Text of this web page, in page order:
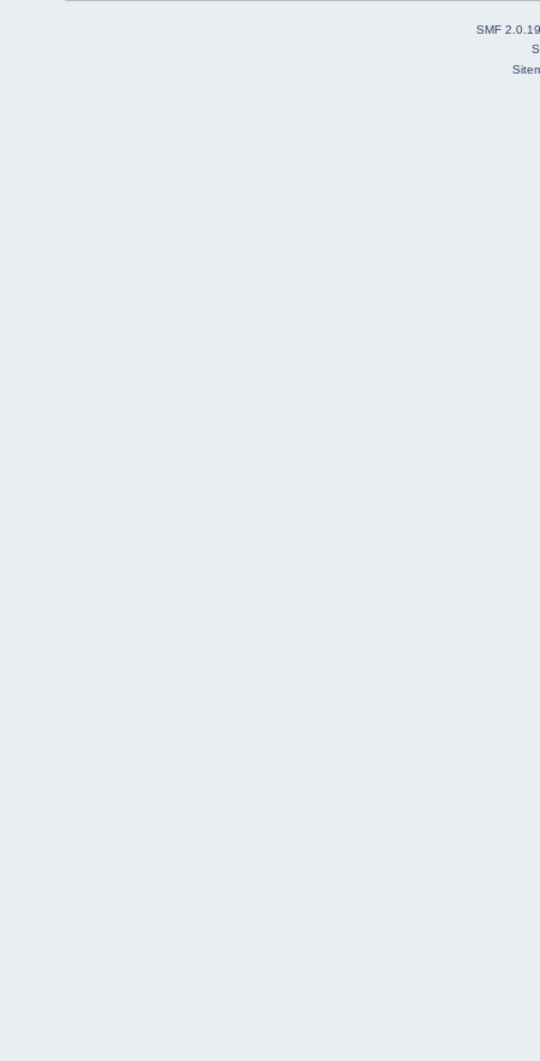
SMF 2.0.19